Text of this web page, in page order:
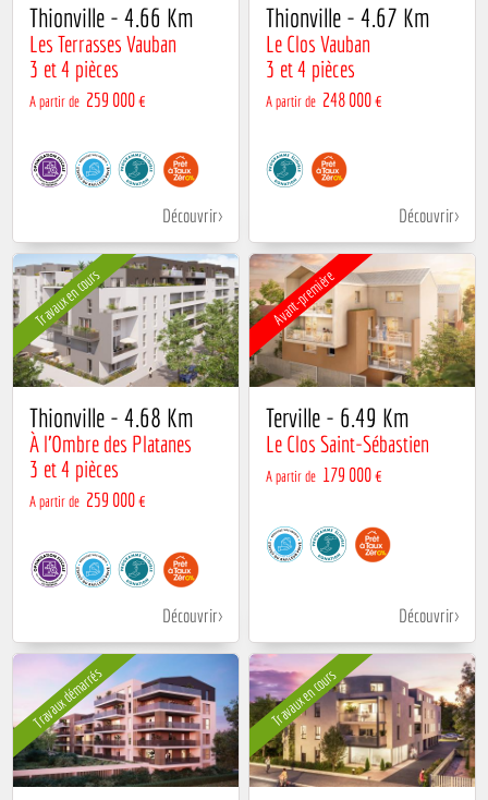
Thionville - 4.66 Km
Les Terrasses Vauban
3 et 4 pièces
A partir de 259 000 €
Découvrir
Thionville - 4.67 Km
Le Clos Vauban
3 et 4 pièces
A partir de 248 000 €
Découvrir
Travaux en cours
Thionville - 4.68 Km
À l'Ombre des Platanes
3 et 4 pièces
A partir de 259 000 €
Découvrir
Avant-première
Terville - 6.49 Km
Le Clos Saint-Sébastien
A partir de 179 000 €
Découvrir
Travaux démarrés Travaux en cours